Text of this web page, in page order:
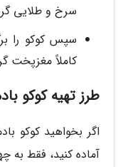
سرخ و طلایی
سپس کوکو را
کاملاً مغزپخت
طرز تهیه کوکو
اگر بخواهید کوکو
آماده کنید، فقط به